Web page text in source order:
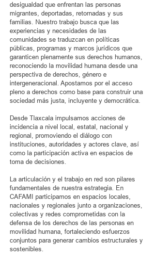
desigualdad que enfrentan las personas
migrantes, deportadas, retornadas y sus
familias. Nuestro trabajo busca que las
experiencias y necesidades de las
comunidades se traduzcan en políticas
públicas, programas y marcos jurídicos que
garanticen plenamente sus derechos humanos,
reconociendo la movilidad humana desde una
perspectiva de derechos, género e
intergeneracional. Apostamos por el acceso
pleno a derechos como base para construir una
sociedad más justa, incluyente y democrática.
Desde Tlaxcala impulsamos acciones de
incidencia a nivel local, estatal, nacional y
regional, promoviendo el diálogo con
instituciones, autoridades y actores clave, así
como la participación activa en espacios de
toma de decisiones.
La articulación y el trabajo en red son pilares
fundamentales de nuestra estrategia. En
CAFAMI participamos en espacios locales,
nacionales y regionales junto a organizaciones,
colectivas y redes comprometidas con la
defensa de los derechos de las personas en
movilidad humana, fortaleciendo esfuerzos
conjuntos para generar cambios estructurales y
sostenibles.